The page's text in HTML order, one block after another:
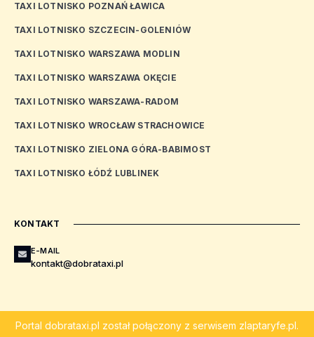
TAXI LOTNISKO POZNAŃ ŁAWICA
TAXI LOTNISKO SZCZECIN-GOLENIÓW
TAXI LOTNISKO WARSZAWA MODLIN
TAXI LOTNISKO WARSZAWA OKĘCIE
TAXI LOTNISKO WARSZAWA-RADOM
TAXI LOTNISKO WROCŁAW STRACHOWICE
TAXI LOTNISKO ZIELONA GÓRA-BABIMOST
TAXI LOTNISKO ŁÓDŹ LUBLINEK
KONTAKT
E-MAIL
kontakt@dobrataxi.pl
Portal dobrataxi.pl został połączony z serwisem zlaptaryfe.pl.